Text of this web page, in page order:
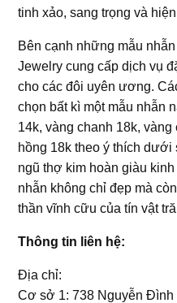
tinh xảo, sang trọng và
Bên cạnh những mẫu
Jewelry cung cấp dịch vụ
cho các đôi uyên ương.
chọn bất kì một mẫu nhẫn
14k, vàng chanh 18k,
hồng 18k theo ý thích
ngũ thợ kim hoàn giàu
nhẫn không chỉ đẹp mà
thần vĩnh cữu của tín vật
Thông tin liên hệ:
Địa chỉ:
Cơ sở 1: 738 Nguyễn Đình